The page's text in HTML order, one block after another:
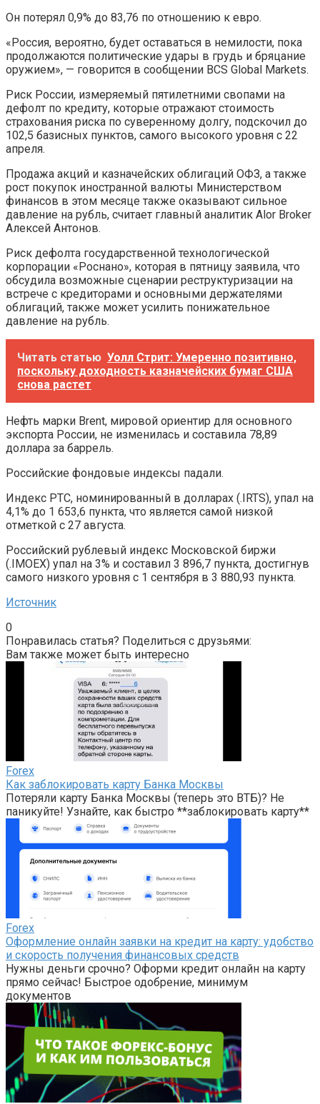
Он потерял 0,9% до 83,76 по отношению к евро.
«Россия, вероятно, будет оставаться в немилости, пока
продолжаются политические удары в грудь и бряцание
оружием», — говорится в сообщении BCS Global Markets.
Риск России, измеряемый пятилетними свопами на
дефолт по кредиту, которые отражают стоимость
страхования риска по суверенному долгу, подскочил до
102,5 базисных пунктов, самого высокого уровня с 22
апреля.
Продажа акций и казначейских облигаций ОФЗ, а также
рост покупок иностранной валюты Министерством
финансов в этом месяце также оказывают сильное
давление на рубль, считает главный аналитик Alor Broker
Алексей Антонов.
Риск дефолта государственной технологической
корпорации «Роснано», которая в пятницу заявила, что
обсудила возможные сценарии реструктуризации на
встрече с кредиторами и основными держателями
облигаций, также может усилить понижательное
давление на рубль.
Читать статью Уолл Стрит: Умеренно позитивно,
поскольку доходность казначейских бумаг США
снова растет
Нефть марки Brent, мировой ориентир для основного
экспорта России, не изменилась и составила 78,89
доллара за баррель.
Российские фондовые индексы падали.
Индекс РТС, номинированный в долларах (.IRTS), упал на
4,1% до 1 653,6 пункта, что является самой низкой
отметкой с 27 августа.
Российский рублевый индекс Московской биржи
(.IMOEX) упал на 3% и составил 3 896,7 пункта, достигнув
самого низкого уровня с 1 сентября в 3 880,93 пункта.
Источник
0
Понравилась статья? Поделиться с друзьями:
Вам также может быть интересно
Forex
Как заблокировать карту Банка Москвы
Потеряли карту Банка Москвы (теперь это ВТБ)? Не
паникуйте! Узнайте, как быстро **заблокировать карту**
Forex
Оформление онлайн заявки на кредит на карту: удобство
и скорость получения финансовых средств
Нужны деньги срочно? Оформи кредит онлайн на карту
прямо сейчас! Быстрое одобрение, минимум
документов